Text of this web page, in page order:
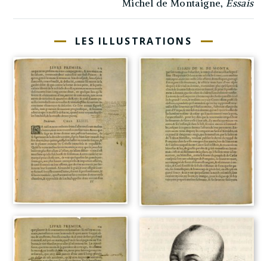
Michel de Montaigne, Essais
LES ILLUSTRATIONS